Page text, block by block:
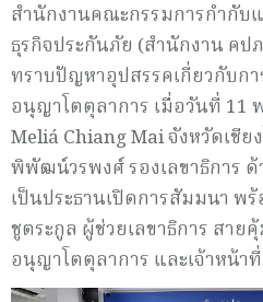
สำนักงานคณะกรรมการกำกับ
ธุรกิจประกันภัย (สำนักงาน คป
ทราบปัญหาอุปสรรคเกี่ยวกับก
อนุญาโตตุลาการ เมื่อวันที่ 11
Meliá Chiang Mai จังหวัดเชี
พิพัฒน์วรพงศ์ รองเลขาธิการ
เป็นประธานเปิดการสัมมนา พ
ชูตระกูล ผู้ช่วยเลขาธิการ สาย
อนุญาโตตุลาการ และเจ้าหน้า